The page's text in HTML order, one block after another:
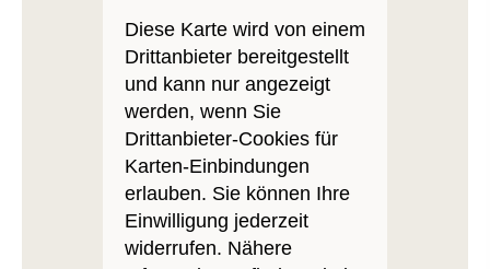
Diese Karte wird von einem
Drittanbieter bereitgestellt
und kann nur angezeigt
werden, wenn Sie
Drittanbieter-Cookies für
Karten-Einbindungen
erlauben. Sie können Ihre
Einwilligung jederzeit
widerrufen. Nähere